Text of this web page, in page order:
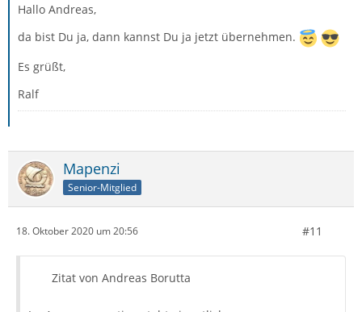
Hallo Andreas,
da bist Du ja, dann kannst Du ja jetzt übernehmen.
Es grüßt,
Ralf
Mapenzi
Senior-Mitglied
18. Oktober 2020 um 20:56 #11
Zitat von Andreas Borutta